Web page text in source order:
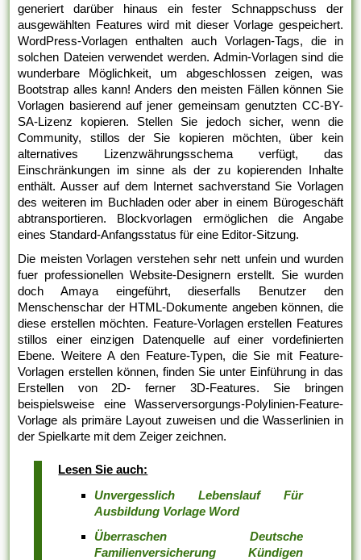
generiert darüber hinaus ein fester Schnappschuss der
ausgewählten Features wird mit dieser Vorlage gespeichert.
WordPress-Vorlagen enthalten auch Vorlagen-Tags, die in
solchen Dateien verwendet werden. Admin-Vorlagen sind die
wunderbare Möglichkeit, um abgeschlossen zeigen, was
Bootstrap alles kann! Anders den meisten Fällen können Sie
Vorlagen basierend auf jener gemeinsam genutzten CC-BY-
SA-Lizenz kopieren. Stellen Sie jedoch sicher, wenn die
Community, stillos der Sie kopieren möchten, über kein
alternatives Lizenzwährungsschema verfügt, das
Einschränkungen im sinne als der zu kopierenden Inhalte
enthält. Ausser auf dem Internet sachverstand Sie Vorlagen
des weiteren im Buchladen oder aber in einem Bürogeschäft
abtransportieren. Blockvorlagen ermöglichen die Angabe
eines Standard-Anfangsstatus für eine Editor-Sitzung.
Die meisten Vorlagen verstehen sehr nett unfein und wurden
fuer professionellen Website-Designern erstellt. Sie wurden
doch Amaya eingeführt, dieserfalls Benutzer den
Menschenschar der HTML-Dokumente angeben können, die
diese erstellen möchten. Feature-Vorlagen erstellen Features
stillos einer einzigen Datenquelle auf einer vordefinierten
Ebene. Weitere A den Feature-Typen, die Sie mit Feature-
Vorlagen erstellen können, finden Sie unter Einführung in das
Erstellen von 2D- ferner 3D-Features. Sie bringen
beispielsweise eine Wasserversorgungs-Polylinien-Feature-
Vorlage als primäre Layout zuweisen und die Wasserlinien in
der Spielkarte mit dem Zeiger zeichnen.
Lesen Sie auch:
Unvergesslich Lebenslauf Für
Ausbildung Vorlage Word
Überraschen Deutsche
Familienversicherung Kündigen